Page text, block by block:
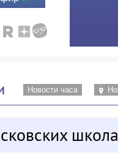
Новости часа